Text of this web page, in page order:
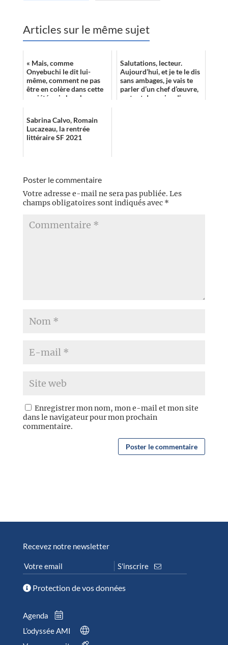
Articles sur le même sujet
« Mais, comme
Onyebuchi le dit lui-
même, comment ne pas
être en colère dans cette
société qui cherche
Salutations, lecteur.
Aujourd’hui, et je te le dis
sans ambages, je vais te
parler d’un chef d’œuvre,
ou tout du moins d’une
Sabrina Calvo, Romain
Lucazeau, la rentrée
littéraire SF 2021
Poster le commentaire
Votre adresse e-mail ne sera pas publiée. Les
champs obligatoires sont indiqués avec *
Enregistrer mon nom, mon e-mail et mon site
dans le navigateur pour mon prochain
commentaire.
Recevez notre newsletter
Protection de vos données
Agenda
L’odyssée AMI